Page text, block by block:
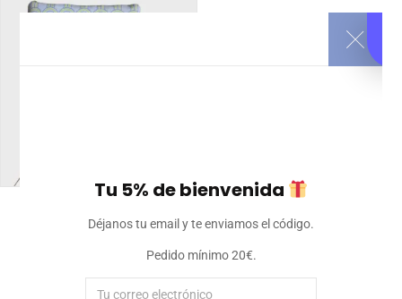
Solapas
Iva incluido
Tu 5% de bienvenida
Déjanos tu email y te enviamos el código.
Pedido mínimo 20€.